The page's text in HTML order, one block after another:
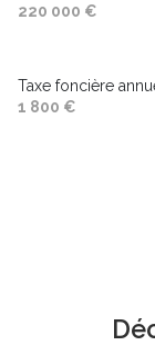
WC
220 000 €
Taxe foncière
1 800 €